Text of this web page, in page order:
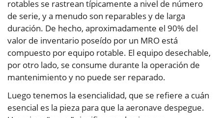
rotables se rastrean típicamente a nivel de número
de serie, y a menudo son reparables y de larga
duración. De hecho, aproximadamente el 90% del
valor de inventario poseído por un MRO está
compuesto por equipo rotable. El equipo desechable,
por otro lado, se consume durante la operación de
mantenimiento y no puede ser reparado.
Luego tenemos la esencialidad, que se refiere a cuán
esencial es la pieza para que la aeronave despegue.